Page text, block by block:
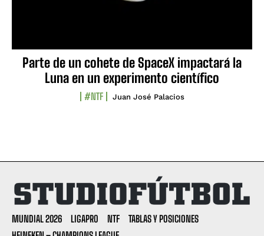
Parte de un cohete de SpaceX impactará la
Luna en un experimento científico
#NTF Juan José Palacios
MUNDIAL 2026 LIGAPRO NTF
TABLAS Y POSICIONES